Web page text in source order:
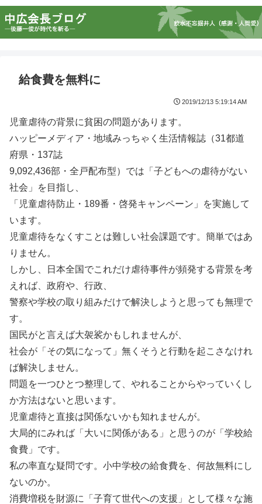
給食費を無料に
2019/12/13 5:19:14 AM
児童虐待の背景に貧困の問題があります。
ハッピーメディア・地域みっちゃく生活情報誌（31都道
府県・137誌
9,092,436部・全戸配布型）では「子どもへの虐待がない
社会」を目指し、
「児童虐待防止・189番・啓発キャンペーン」を実施して
います。
児童虐待をなくすことは難しい社会課題です。簡単ではあ
りません。
しかし、日本全国でこれだけ虐待事件が頻発する背景を考
えれば、政府や、行政、
警察や学校の取り組みだけで解決しようと思っても無理で
す。
国民がと言えば大袈裟かもしれませんが、
社会が「その気になって」無くそうと行動を起こさなけれ
ば解決しません。
問題を一つひとつ整理して、やれることからやっていくし
か方法はないと思います。
児童虐待と直接は関係ないかも知れませんが。
大局的にみれば「大いに関係がある」と思うのが「学校給
食費」です。
私の率直な疑問です。小中学校の給食費を、何故無料にし
ないのか。
消費増税を財源に「子育て世代への支援」として様々な施